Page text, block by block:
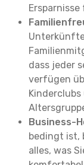
dass jeder
verfügen
Business-
bedingt ist,
alles, was